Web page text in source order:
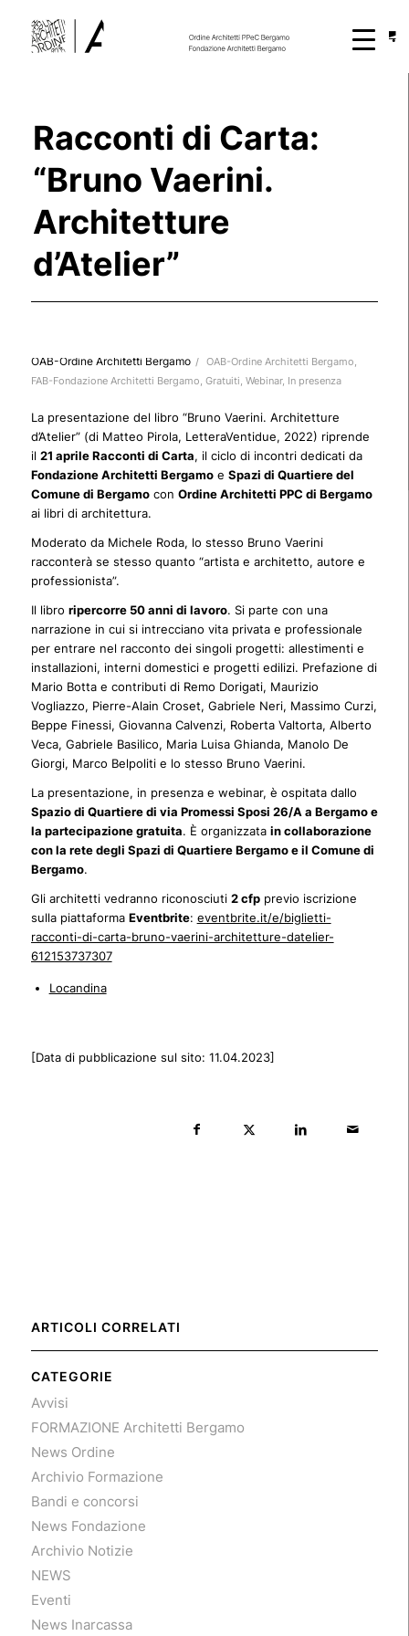
Racconti di Carta:
“Bruno Vaerini.
Architetture
d’Atelier”
OAB-Ordine Architetti Bergamo / OAB-Ordine Architetti Bergamo,
FAB-Fondazione Architetti Bergamo, Gratuiti, Webinar, In presenza
La presentazione del libro “Bruno Vaerini. Architetture
d’Atelier” (di Matteo Pirola, LetteraVentidue, 2022) riprende
il 21 aprile Racconti di Carta, il ciclo di incontri dedicati da
Fondazione Architetti Bergamoe Spazi di Quartiere del
Comune di Bergamocon Ordine Architetti PPC di Bergamo
ai libri di architettura.
Moderato da Michele Roda, lo stesso Bruno Vaerini
racconterà se stesso quanto “artista e architetto, autore e
professionista”.
Il libro ripercorre 50 anni di lavoro. Si parte con una
narrazione in cui si intrecciano vita privata e professionale
per entrare nel racconto dei singoli progetti: allestimenti e
installazioni, interni domestici e progetti edilizi. Prefazione di
Mario Botta e contributi di Remo Dorigati, Maurizio
Vogliazzo, Pierre-Alain Croset, Gabriele Neri, Massimo Curzi,
Beppe Finessi, Giovanna Calvenzi, Roberta Valtorta, Alberto
Veca, Gabriele Basilico, Maria Luisa Ghianda, Manolo De
Giorgi, Marco Belpoliti e lo stesso Bruno Vaerini.
La presentazione, in presenza e webinar, è ospitata dallo
Spazio di Quartiere di via Promessi Sposi 26/A a Bergamo e
la partecipazione gratuita. È organizzata in collaborazione
con la rete degli Spazi di Quartiere Bergamo e il Comune di
Bergamo.
Gli architetti vedranno riconosciuti 2 cfpprevio iscrizione
sulla piattaforma Eventbrite: eventbrite.it/e/biglietti-
racconti-di-carta-bruno-vaerini-architetture-datelier-
612153737307
Locandina
[Data di pubblicazione sul sito: 11.04.2023]
ARTICOLI CORRELATI
CATEGORIE
Avvisi
FORMAZIONE Architetti Bergamo
News Ordine
Archivio Formazione
Bandi e concorsi
News Fondazione
Archivio Notizie
NEWS
Eventi
News Inarcassa